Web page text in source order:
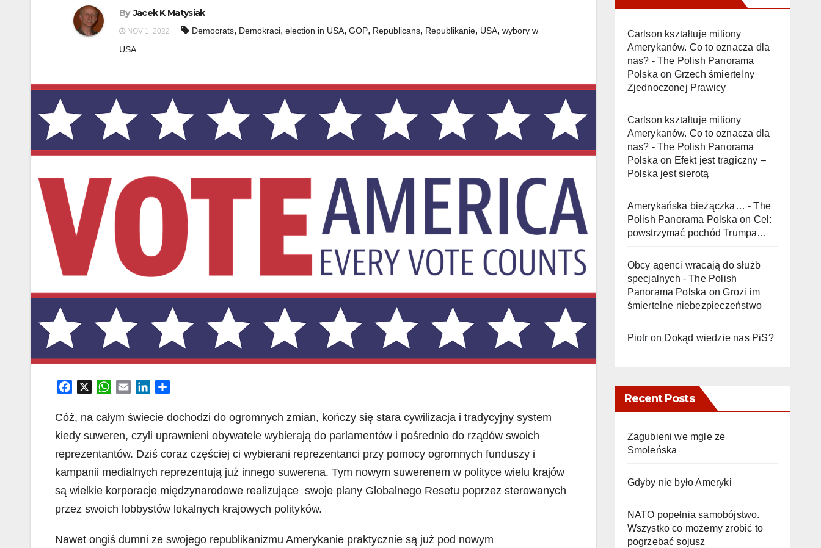
By Jacek K Matysiak
NOV 1, 2022 Democrats, Demokraci, election in USA, GOP, Republicans, Republikanie, USA, wybory w
USA
c
e
b
o
o
k
W
a
A
p
p
a
n
k
d
I
n
a
Cóż, na całym świecie dochodzi do ogromnych zmian, kończy się stara cywilizacja i tradycyjny system
kiedy suweren, czyli uprawnieni obywatele wybierają do parlamentów i pośrednio do rządów swoich
reprezentantów. Dziś coraz częściej ci wybierani reprezentanci przy pomocy ogromnych funduszy i
kampanii medialnych reprezentują już innego suwerena. Tym nowym suwerenem w polityce wielu krajów
są wielkie korporacje międzynarodowe realizujące swoje plany Globalnego Resetu poprzez sterowanych
przez swoich lobbystów lokalnych krajowych polityków.
Nawet ongiś dumni ze swojego republikanizmu Amerykanie praktycznie są już pod nowym
Carlson kształtuje miliony
Amerykanów. Co to oznacza dla
nas? - The Polish Panorama
Polska on Grzech śmiertelny
Zjednoczonej Prawicy
Carlson kształtuje miliony
Amerykanów. Co to oznacza dla
nas? - The Polish Panorama
Polska on Efekt jest tragiczny –
Polska jest sierotą
Amerykańska bieżączka… - The
Polish Panorama Polska on Cel:
powstrzymać pochód Trumpa…
Obcy agenci wracają do służb
specjalnych - The Polish
Panorama Polska onGrozi im
śmiertelne niebezpieczeństwo
Piotr on Dokąd wiedzie nas PiS?
Recent Posts
Zagubieni we mgle ze
Smoleńska
Gdyby nie było Ameryki
NATO popełnia samobójstwo.
Wszystko co możemy zrobić to
pogrzebać sojusz